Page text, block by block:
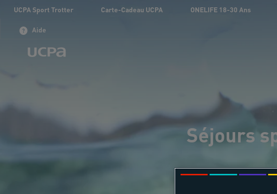
UCPA Sport Trotter Carte-Cadeau UCPA ONELIFE 18-30 Ans
Aide
Séjours